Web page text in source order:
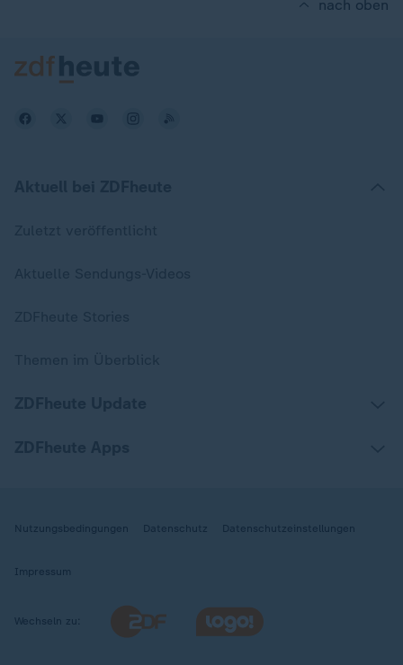
nach oben
Nutzungsbedingungen Datenschutz Datenschutzeinstellungen
Impressum
Wechseln zu: